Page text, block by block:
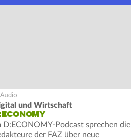
und Wirtschaft
D:ECONOMY-Podcast sprechen die
der FAZ über neue